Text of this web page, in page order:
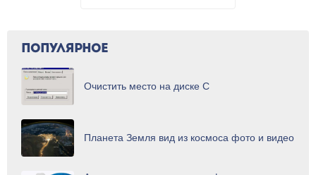
ПОПУЛЯРНОЕ
Очистить место на диске C
Планета Земля вид из космоса фото и видео